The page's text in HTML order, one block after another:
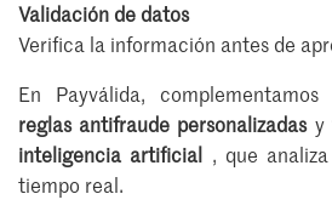
Validación de datos
Verifica la información antes de
En Payválida,
reglas antifraude personalizadasy
inteligencia artificial
, que
tiempo real.